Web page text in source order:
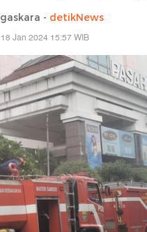
- detikNews
Jan 2024 15:57 WIB